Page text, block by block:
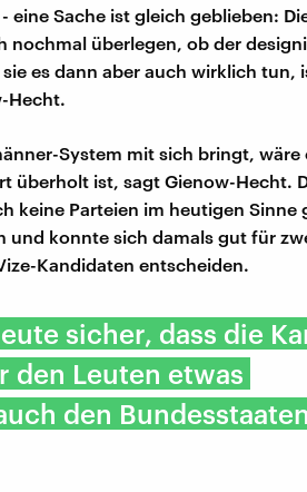
Sache ist gleich geblieben:
nochmal überlegen, ob der
es dann aber auch wirklich tun,
Hecht.
System mit sich bringt, wäre
überholt ist, sagt Gienow-Hecht.
keine Parteien im heutigen Sinne
und konnte sich damals gut für
Kandidaten entscheiden.
sicher, dass die
den Leuten etwas
den